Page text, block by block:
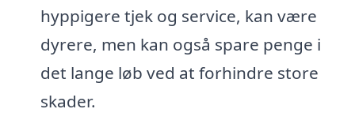
hyppigere tjek og service, kan være
dyrere, men kan også spare penge i
det lange løb ved at forhindre store
skader.